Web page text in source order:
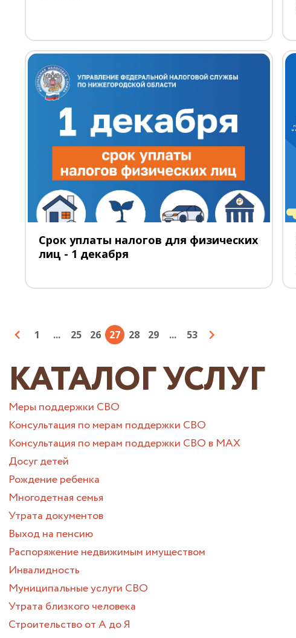
Срок уплаты налогов для физических
лиц - 1 декабря
1 ... 25 26 27 28 29 ... 53
КАТАЛОГ УСЛУГ
Меры поддержки СВО
Консультация по мерам поддержки СВО
Консультация по мерам поддержки СВО в МАХ
Досуг детей
Рождение ребенка
Многодетная семья
Утрата документов
Выход на пенсию
Распоряжение недвижимым имуществом
Инвалидность
Муниципальные услуги СВО
Утрата близкого человека
Строительство от А до Я